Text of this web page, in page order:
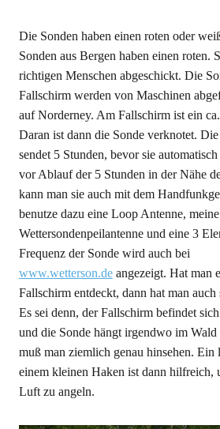
Die Sonden haben einen roten oder
Sonden aus Bergen haben einen roten.
richtigen Menschen abgeschickt. Die
Fallschirm werden von Maschinen
auf Norderney. Am Fallschirm ist ein
Daran ist dann die Sonde verknotet.
sendet 5 Stunden, bevor sie
vor Ablauf der 5 Stunden in der Nähe
kann man sie auch mit dem
benutze dazu eine Loop Antenne, meine
Wettersondenpeilantenne und eine 3
Frequenz der Sonde wird auch bei
www.wetterson.deangezeigt. Hat man
Fallschirm entdeckt, dann hat man auch
Es sei denn, der Fallschirm befindet
und die Sonde hängt irgendwo im
muß man ziemlich genau hinsehen.
einem kleinen Haken ist dann hilfreich,
Luft zu angeln.